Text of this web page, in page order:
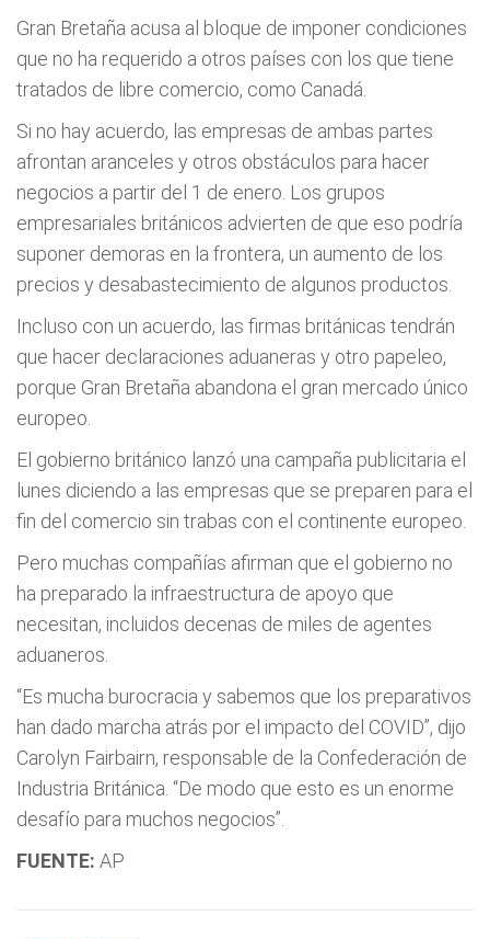
Gran Bretaña acusa al bloque de imponer condiciones
que no ha requerido a otros países con los que tiene
tratados de libre comercio, como Canadá.
Si no hay acuerdo, las empresas de ambas partes
afrontan aranceles y otros obstáculos para hacer
negocios a partir del 1 de enero. Los grupos
empresariales británicos advierten de que eso podría
suponer demoras en la frontera, un aumento de los
precios y desabastecimiento de algunos productos.
Incluso con un acuerdo, las firmas británicas tendrán
que hacer declaraciones aduaneras y otro papeleo,
porque Gran Bretaña abandona el gran mercado único
europeo.
El gobierno británico lanzó una campaña publicitaria el
lunes diciendo a las empresas que se preparen para el
fin del comercio sin trabas con el continente europeo.
Pero muchas compañías afirman que el gobierno no
ha preparado la infraestructura de apoyo que
necesitan, incluidos decenas de miles de agentes
aduaneros.
“Es mucha burocracia y sabemos que los preparativos
han dado marcha atrás por el impacto del COVID”, dijo
Carolyn Fairbairn, responsable de la Confederación de
Industria Británica. “De modo que esto es un enorme
desafío para muchos negocios”.
FUENTE: AP